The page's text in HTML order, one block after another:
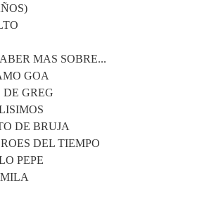
MAS SOBRE...
GOA
GREG
DE BRUJA
DEL TIEMPO
PEPE
MILA